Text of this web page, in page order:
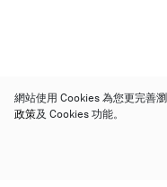
網站使用 Cookies 為您更完善
政策及 Cookies 功能。